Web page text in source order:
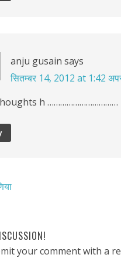
anju gusain says
सितम्बर 14, 2012 at 1:42
h ……………………………
your comment with a